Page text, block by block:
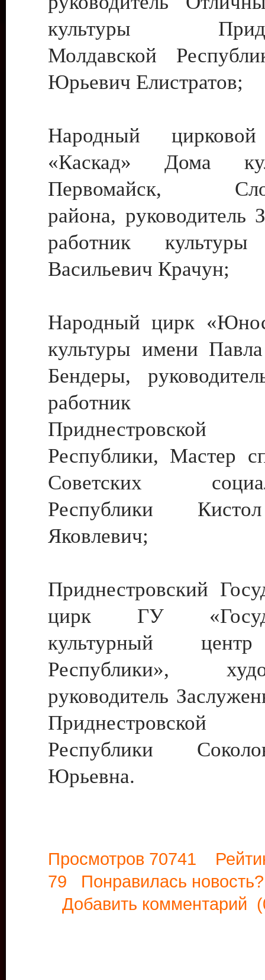
культуры
Молдавской
Юрьевич Елистратов;
Народный цирковой
«Каскад» Дома
Первомайск,
района, руководитель
работник культуры
Васильевич Крачун;
Народный цирк
культуры имени
Бендеры,
работник
Приднестровской
Республики, Мастер
Советских
Республики
Яковлевич;
Приднестровский
цирк ГУ
культурный
Республики»,
руководитель
Приднестровской
Республики
Юрьевна.
Просмотров 70741
79 Понравилась
Добавить комментарий